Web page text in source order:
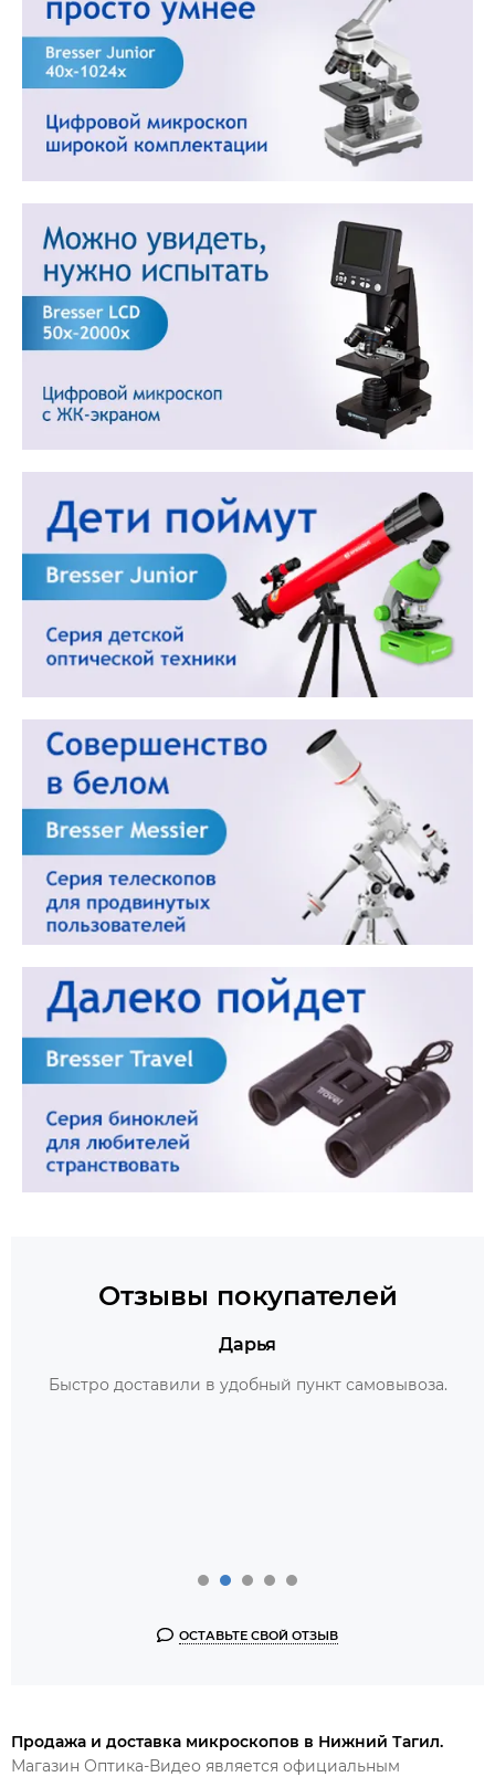
Отзывы покупателей
Дарья
Быстро доставили в удобный пункт самовывоза.
ОСТАВЬТЕ СВОЙ ОТЗЫВ
Продажа и доставка микроскопов в Нижний Тагил.
Магазин Оптика-Видео является официальным